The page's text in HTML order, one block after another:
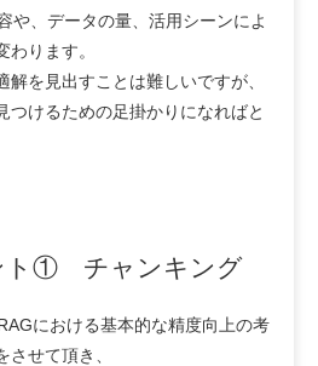
や、データの量、活用シーンによ
わります。
解を見出すことは難しいですが、
つけるための足掛かりになればと
ト① チャンキング
における基本的な精度向上の考
させて頂き、